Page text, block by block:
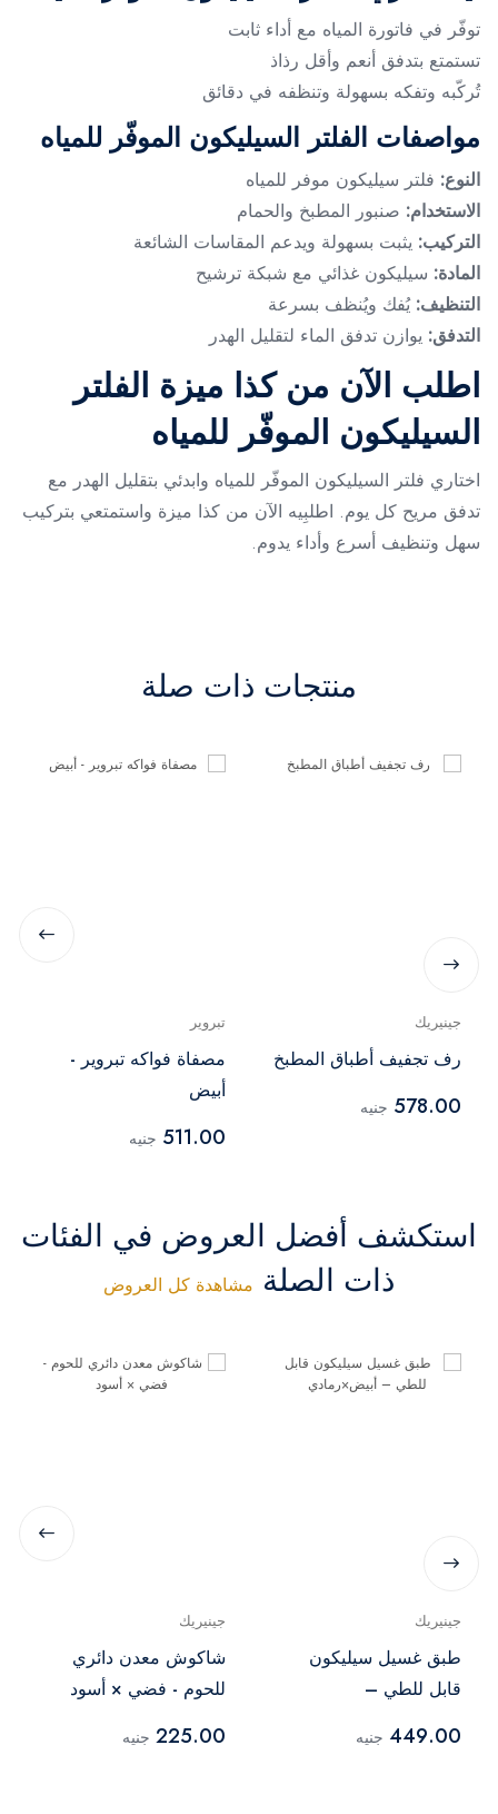
توفّر في فاتورة المياه مع أداء ثابت
تستمتع بتدفق أنعم وأقل رذاذ
تُركّبه وتفكه بسهولة وتنظفه في دقائق
مواصفات الفلتر السيليكون الموفّر للمياه
النوع: فلتر سيليكون موفر للمياه
الاستخدام: صنبور المطبخ والحمام
التركيب: يثبت بسهولة ويدعم المقاسات الشائعة
المادة: سيليكون غذائي مع شبكة ترشيح
التنظيف: يُفك ويُنظف بسرعة
التدفق: يوازن تدفق الماء لتقليل الهدر
اطلب الآن من كذا ميزة الفلتر
السيليكون الموفّر للمياه
اختاري فلتر السيليكون الموفّر للمياه وابدئي بتقليل الهدر مع
تدفق مريح كل يوم. اطلبِيه الآن من كذا ميزة واستمتعي بتركيب
سهل وتنظيف أسرع وأداء يدوم.
منتجات ذات صلة
جينيريك
رف تجفيف أطباق المطبخ
578.00 جنيه
تبروير
مصفاة فواكه تبروير -
أبيض
511.00 جنيه
استكشف أفضل العروض في الفئات
ذات الصلة مشاهدة كل العروض
جينيريك
طبق غسيل سيليكون
قابل للطي –
449.00 جنيه
جينيريك
شاكوش معدن دائري
للحوم - فضي × أسود
225.00 جنيه